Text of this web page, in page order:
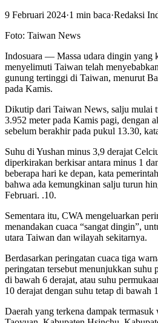
9 Februari 2024·1 min baca·Redaksi
Foto: Taiwan News
Indosuara — Massa udara dingin yang
menyelimuti Taiwan telah
gunung tertinggi di Taiwan, menurut
pada Kamis.
Dikutip dari Taiwan News, salju mulai
3.952 meter pada Kamis pagi, dengan
sebelum berakhir pada pukul 13.30,
Suhu di Yushan minus 3,9 derajat
diperkirakan berkisar antara minus 1
beberapa hari ke depan, kata
bahwa ada kemungkinan salju turun
Februari. .10.
Sementara itu, CWA mengeluarkan
menandakan cuaca “sangat dingin”,
utara Taiwan dan wilayah sekitarnya.
Berdasarkan peringatan cuaca tiga
peringatan tersebut menunjukkan suhu
di bawah 6 derajat, atau suhu
10 derajat dengan suhu tetap di bawah
Daerah yang terkena dampak